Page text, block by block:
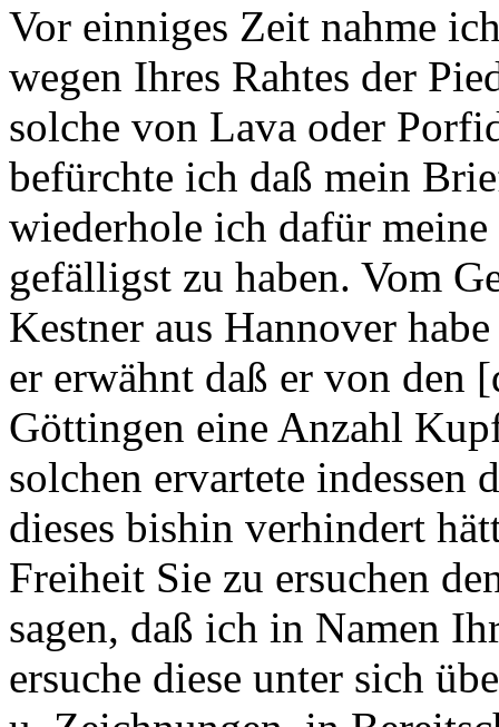
Vor einniges Zeit nahme
wegen Ihres Rahtes der
solche von Lava oder
befürchte ich daß mein
wiederhole ich dafür
gefälligst zu haben. Vom
Kestner aus Hannover
er erwähnt daß er von den
Göttingen eine Anzahl
solchen ervartete indessen
dieses bishin verhindert
Freiheit Sie zu ersuchen
sagen, daß ich in Namen
ersuche diese unter sich